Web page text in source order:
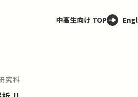
中高生向け TOP
究科